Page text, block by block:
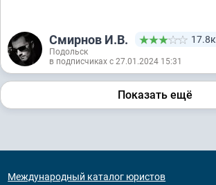
Смирнов И.В. 17.8к
Подольск
в подписчиках с 27.01.2024 15:31
Показать ещё
Международный каталог юристов